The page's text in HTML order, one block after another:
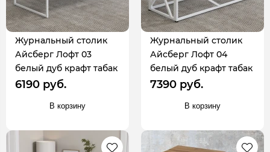
Журнальный столик
Айсберг Лофт 03
белый дуб крафт табак
6190 руб.
В корзину
Журнальный столик
Айсберг Лофт 04
белый дуб крафт табак
7390 руб.
В корзину